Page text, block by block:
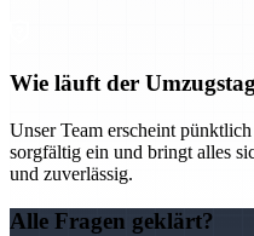
Wie läuft der
Unser Team erscheint
sorgfältig ein und bringt alles
und zuverlässig.
Alle Fragen geklärt?